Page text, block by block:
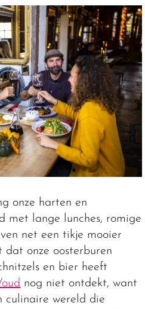
onze harten en
met lange lunches, romige
net een tikje mooier
onze oosterburen
en bier heeft
nog niet ontdekt, want
culinaire wereld die